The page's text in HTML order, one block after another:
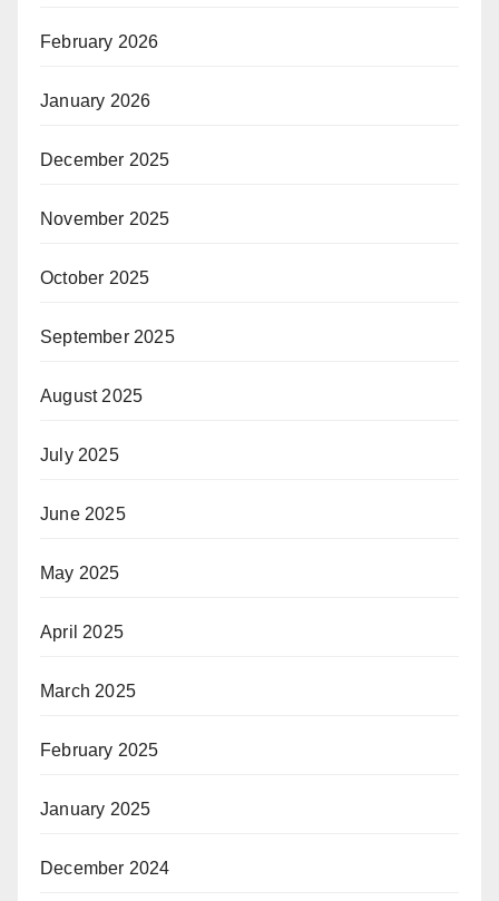
February 2026
January 2026
December 2025
November 2025
October 2025
September 2025
August 2025
July 2025
June 2025
May 2025
April 2025
March 2025
February 2025
January 2025
December 2024